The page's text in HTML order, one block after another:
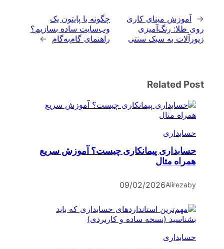
← آموزش مینای کاری
روی طلا: رنگ‌آمیزی
زیورآلات به سبک سنتی
چگونه با پایتون یک
وب‌سایت ساده بسازیم؟
راهنمای گام‌به‌گام
→
Related Post
حسابداری
حسابداری پیمانکاری چیست؟ آموزش سریع
همراه مثال
by
Alireza
09/02/2026
حسابداری